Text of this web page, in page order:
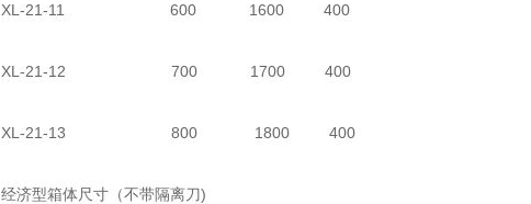
XL-21-11 600 1600 400
XL-21-12 700 1700 400
XL-21-13 800 1800 400
经济型箱体尺寸（不带隔离刀)